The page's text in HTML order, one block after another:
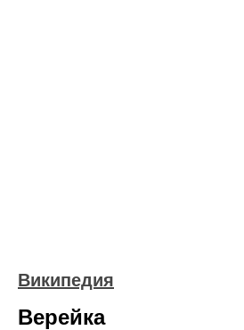
Википедия
Верейка